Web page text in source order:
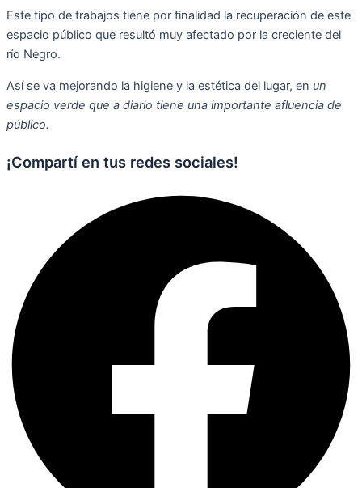
Este tipo de trabajos tiene por finalidad la recuperación de este
espacio público que resultó muy afectado por la creciente del
río Negro.
Así se va mejorando la higiene y la estética del lugar, en un
espacio verde que a diario tiene una importante afluencia de
público.
¡Compartí en tus redes sociales!